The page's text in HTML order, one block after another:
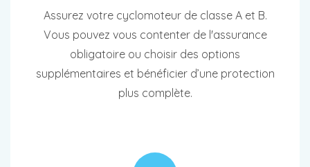
Assurez votre cyclomoteur de classe A et B.
Vous pouvez vous contenter de l'assurance
obligatoire ou choisir des options
supplémentaires et bénéficier d’une protection
plus complète.